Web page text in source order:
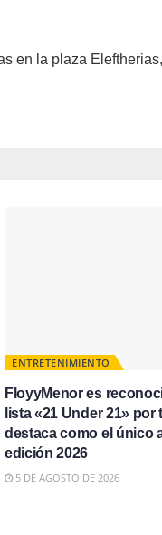
en la plaza
ENTRETENIMIENTO
FloyyMenor es
lista «21 Under 21»
destaca como el único
edición 2026
5 DE AGOSTO DE 2026